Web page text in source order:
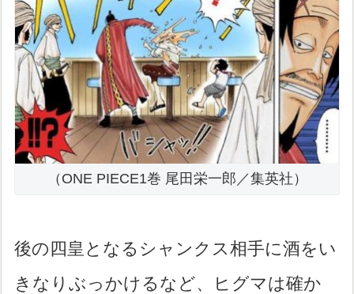
（ONE PIECE1巻 尾田栄一郎／集英社）
後の四皇となるシャンクス相手に酒をい
きなりぶっかけるなど、ヒグマは確か